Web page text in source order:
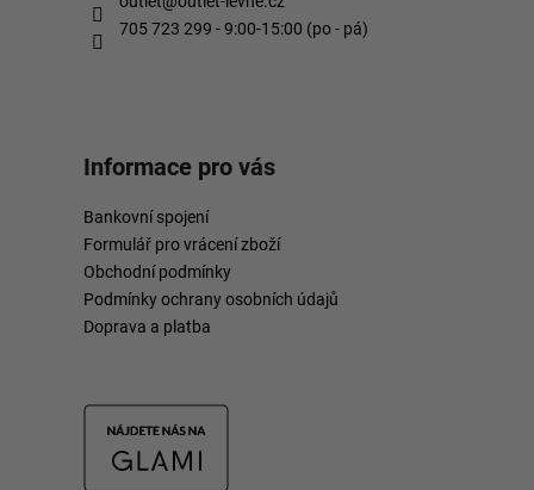
705 723 299 - 9:00-15:00 (po - pá)
Informace pro vás
Bankovní spojení
Formulář pro vrácení zboží
Obchodní podmínky
Podmínky ochrany osobních údajů
Doprava a platba